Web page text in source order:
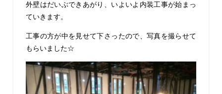
外壁はだいぶできあがり、いよいよ内装工事が始まっ
ていきます。
工事の方が中を見せて下さったので、写真を撮らせて
もらいました☆